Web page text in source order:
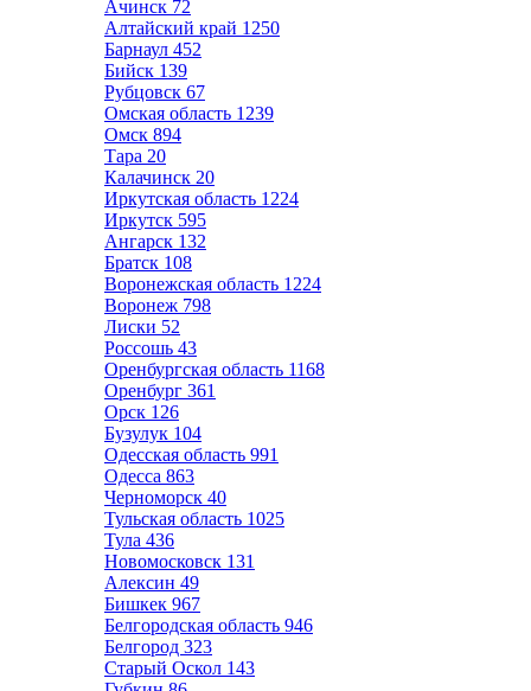
Ачинск 72
Алтайский край 1250
Барнаул 452
Бийск 139
Рубцовск 67
Омская область 1239
Омск 894
Тара 20
Калачинск 20
Иркутская область 1224
Иркутск 595
Ангарск 132
Братск 108
Воронежская область 1224
Воронеж 798
Лиски 52
Россошь 43
Оренбургская область 1168
Оренбург 361
Орск 126
Бузулук 104
Одесская область 991
Одесса 863
Черноморск 40
Тульская область 1025
Тула 436
Новомосковск 131
Алексин 49
Бишкек 967
Белгородская область 946
Белгород 323
Старый Оскол 143